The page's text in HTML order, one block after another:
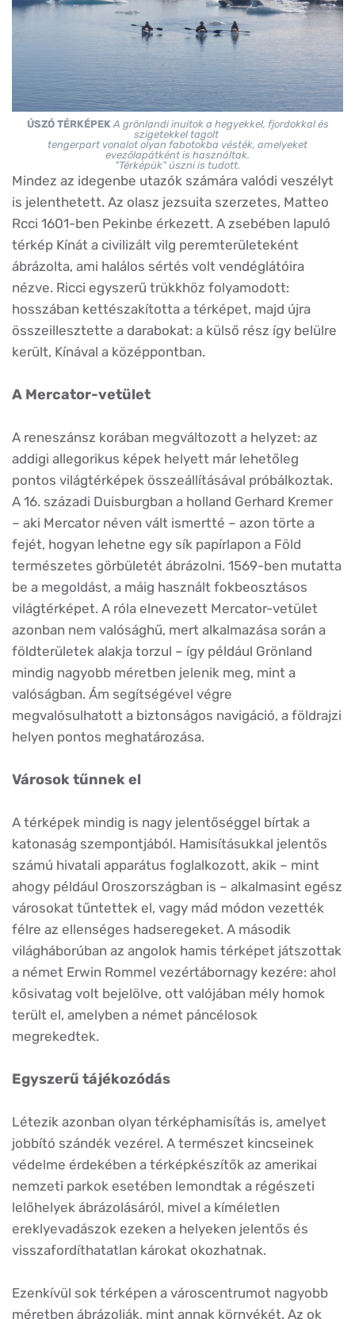
ÚSZÓ TÉRKÉPEKA grönlandi inuitok a hegyekkel, fjordokkal és
szigetekkel tagolt
tengerpart vonalot olyan fabotokba vésték, amelyeket
evezőlapátként is használtak.
"Térképük" úszni is tudott.
Mindez az idegenbe utazók számára valódi veszélyt
is jelenthetett. Az olasz jezsuita szerzetes, Matteo
Rcci 1601-ben Pekinbe érkezett. A zsebében lapuló
térkép Kínát a civilizált vilg peremterületeként
ábrázolta, ami halálos sértés volt vendéglátóira
nézve. Ricci egyszerű trükkhöz folyamodott:
hosszában kettészakította a térképet, majd újra
összeillesztette a darabokat: a külső rész így belülre
került, Kínával a középpontban.
A Mercator-vetület
A reneszánsz korában megváltozott a helyzet: az
addigi allegorikus képek helyett már lehetőleg
pontos világtérképek összeállításával próbálkoztak.
A 16. századi Duisburgban a holland Gerhard Kremer
– aki Mercator néven vált ismertté – azon törte a
fejét, hogyan lehetne egy sík papírlapon a Föld
természetes görbületét ábrázolni. 1569-ben mutatta
be a megoldást, a máig használt fokbeosztásos
világtérképet. A róla elnevezett Mercator-vetület
azonban nem valósághű, mert alkalmazása során a
földterületek alakja torzul – így például Grönland
mindig nagyobb méretben jelenik meg, mint a
valóságban. Ám segítségével végre
megvalósulhatott a biztonságos navigáció, a földrajzi
helyen pontos meghatározása.
Városok tűnnek el
A térképek mindig is nagy jelentőséggel bírtak a
katonaság szempontjából. Hamisításukkal jelentős
számú hivatali apparátus foglalkozott, akik – mint
ahogy például Oroszországban is – alkalmasint egész
városokat tűntettek el, vagy mád módon vezették
félre az ellenséges hadseregeket. A második
világháborúban az angolok hamis térképet játszottak
a német Erwin Rommel vezértábornagy kezére: ahol
kősivatag volt bejelölve, ott valójában mély homok
terült el, amelyben a német páncélosok
megrekedtek.
Egyszerű tájékozódás
Létezik azonban olyan térképhamisítás is, amelyet
jobbító szándék vezérel. A természet kincseinek
védelme érdekében a térképkészítők az amerikai
nemzeti parkok esetében lemondtak a régészeti
lelőhelyek ábrázolásáról, mivel a kíméletlen
ereklyevadászok ezeken a helyeken jelentős és
visszafordíthatatlan károkat okozhatnak.
Ezenkívül sok térképen a városcentrumot nagyobb
méretben ábrázolják, mint annak környékét. Az ok